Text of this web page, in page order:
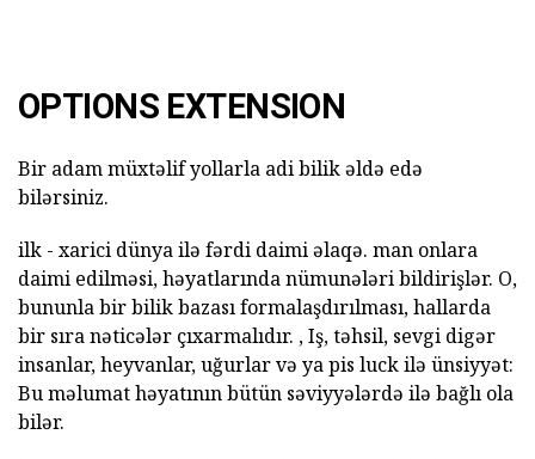
OPTIONS EXTENSION
Bir adam müxtəlif yollarla adi bilik əldə edə
bilərsiniz.
ilk - xarici dünya ilə fərdi daimi əlaqə. man onlara
daimi edilməsi, həyatlarında nümunələri bildirişlər. O,
bununla bir bilik bazası formalaşdırılması, hallarda
bir sıra nəticələr çıxarmalıdır. , Iş, təhsil, sevgi digər
insanlar, heyvanlar, uğurlar və ya pis luck ilə ünsiyyət:
Bu məlumat həyatının bütün səviyyələrdə ilə bağlı ola
bilər.